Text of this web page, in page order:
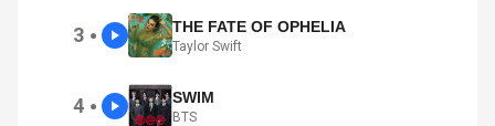
3 ● THE FATE OF OPHELIA
Taylor Swift
4 ● SWIM
BTS